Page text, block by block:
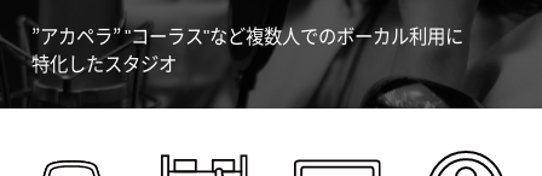
”アカペラ” "コーラス"など複数人でのボーカル利用に
特化したスタジオ